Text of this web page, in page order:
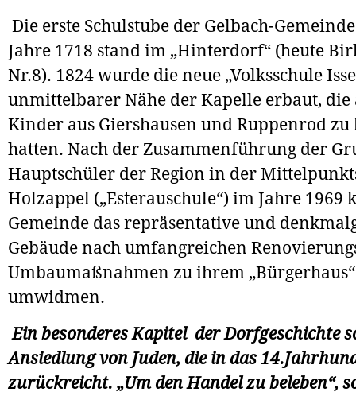
Die erste Schulstube der Gelbach-
Jahre 1718 stand im „Hinterdorf“ (heute
Nr.8). 1824 wurde die neue „Volksschule
unmittelbarer Nähe der Kapelle erbaut, die
Kinder aus Giershausen und Ruppenrod zu
hatten. Nach der Zusammenführung der
Hauptschüler der Region in der
Holzappel („Esterauschule“) im Jahre 1969
Gemeinde das repräsentative und
Gebäude nach umfangreichen
Umbaumaßnahmen zu ihrem „Bürgerhaus“
umwidmen.
Ein besonderes Kapitel der Dorfgeschichte
Ansiedlung von Juden, die in das
zurückreicht. „Um den Handel zu beleben“,